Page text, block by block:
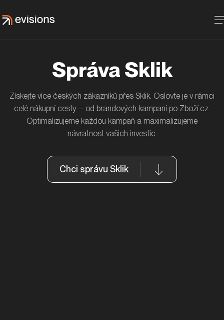
Správa Sklik
Získejte více českých zákazníků přes Sklik. Oslovte je v rámci
celé nákupní cesty – od brandových kampaní po Zboží.cz.
Optimalizujeme každou kampaň a maximalizujeme
návratnost vašich investic.
Chci správu Sklik
MAN Truck & Bus CZ aneb když fanoušci na
Facebooku tvoří obsah
MAN Truck & Bus Czech Republic
Odvaha a kreativita přinesla klientovi MASO-
PROFIT výsledky, hit na SoMe
Masoprofit.cz